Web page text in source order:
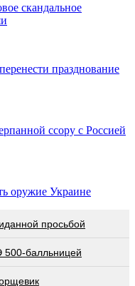
скандальное
празднование
ссору с Россией
оружие Украине
просьбой
500-балльницей